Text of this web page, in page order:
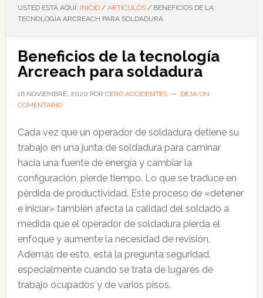
USTED ESTÁ AQUÍ: INICIO / ARTÍCULOS /BENEFICIOS DE LA
TECNOLOGÍA ARCREACH PARA SOLDADURA
Beneficios de la tecnología
Arcreach para soldadura
16 NOVIEMBRE, 2020 POR CERO ACCIDENTES
DEJA UN
COMENTARIO
Cada vez que un operador de soldadura detiene su
trabajo en una junta de soldadura para caminar
hacia una fuente de energía y cambiar la
configuración, pierde tiempo. Lo que se traduce en
pérdida de productividad. Este proceso de «detener
e iniciar» también afecta la calidad del soldado a
medida que el operador de soldadura pierda el
enfoque y aumente la necesidad de revisión.
Además de esto, está la pregunta seguridad,
especialmente cuando se trata de lugares de
trabajo ocupados y de varios pisos.